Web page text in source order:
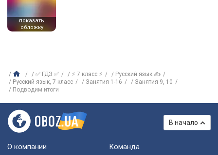
показать
обложку
✅ ГДЗ ✅ ⚡ 7 класс ⚡
Русский язык ✍
Русский язык, 7 класс
Занятия 1-16
Занятия 9, 10
Подводим итоги
В начало
О компании Команда